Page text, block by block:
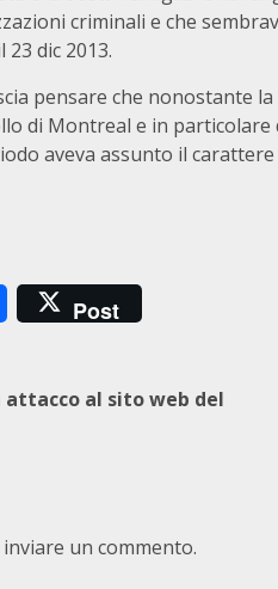
criminali e che
dic 2013.
pensare che nonostante
di Montreal e in
aveva assunto il
Post
attacco al sito web del
un commento.